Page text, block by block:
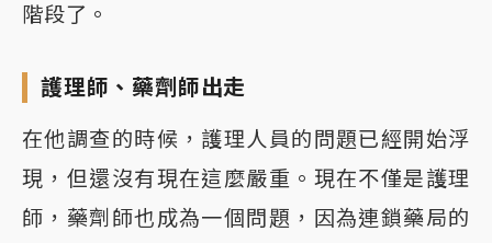
階段了。
護理師、藥劑師出走
在他調查的時候，護理人員的問題已經開始浮
現，但還沒有現在這麼嚴重。現在不僅是護理
師，藥劑師也成為一個問題，因為連鎖藥局的